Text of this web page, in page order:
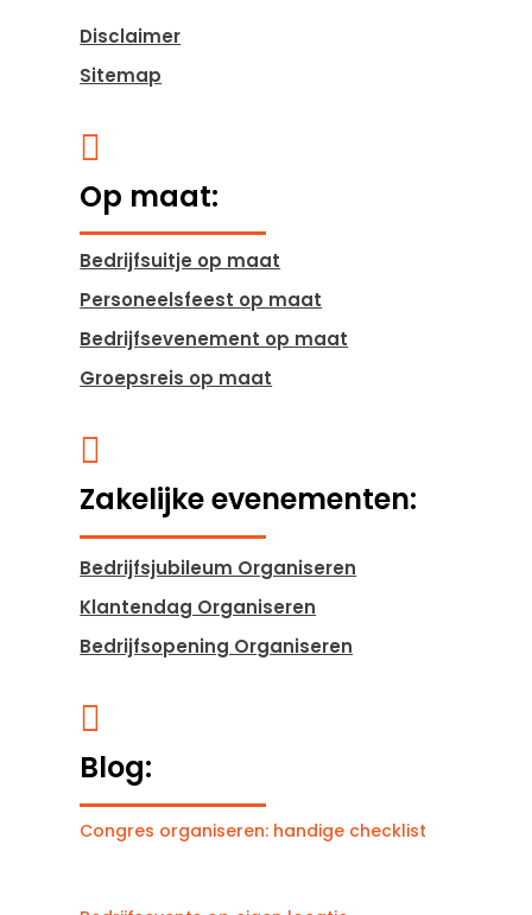
Disclaimer
Sitemap

Op maat:
Bedrijfsuitje op maat
Personeelsfeest op maat
Bedrijfsevenement op maat
Groepsreis op maat

Zakelijke evenementen:
Bedrijfsjubileum Organiseren
Klantendag Organiseren
Bedrijfsopening Organiseren

Blog:
Congres organiseren: handige checklist